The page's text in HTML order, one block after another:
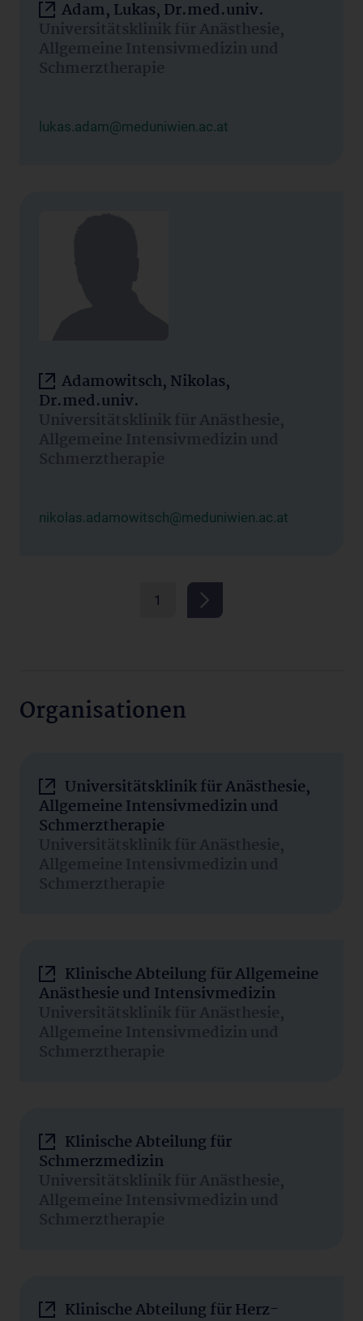
Adam, Lukas, Dr.med.univ.
Universitätsklinik für Anästhesie,
Allgemeine Intensivmedizin und
Schmerztherapie
lukas.adam@meduniwien.ac.at
Adamowitsch, Nikolas,
Dr.med.univ.
Universitätsklinik für Anästhesie,
Allgemeine Intensivmedizin und
Schmerztherapie
nikolas.adamowitsch@meduniwien.ac.at
1
Organisationen
Universitätsklinik für Anästhesie,
Allgemeine Intensivmedizin und
Schmerztherapie
Universitätsklinik für Anästhesie,
Allgemeine Intensivmedizin und
Schmerztherapie
Klinische Abteilung für Allgemeine
Anästhesie und Intensivmedizin
Universitätsklinik für Anästhesie,
Allgemeine Intensivmedizin und
Schmerztherapie
Klinische Abteilung für
Schmerzmedizin
Universitätsklinik für Anästhesie,
Allgemeine Intensivmedizin und
Schmerztherapie
Klinische Abteilung für Herz-